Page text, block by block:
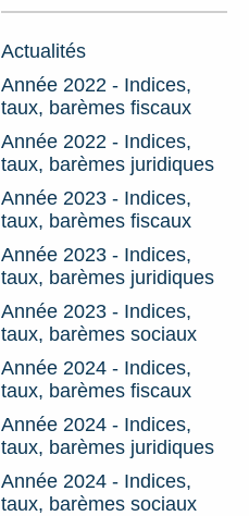
Actualités
Année 2022 - Indices,
taux, barèmes fiscaux
Année 2022 - Indices,
taux, barèmes juridiques
Année 2023 - Indices,
taux, barèmes fiscaux
Année 2023 - Indices,
taux, barèmes juridiques
Année 2023 - Indices,
taux, barèmes sociaux
Année 2024 - Indices,
taux, barèmes fiscaux
Année 2024 - Indices,
taux, barèmes juridiques
Année 2024 - Indices,
taux, barèmes sociaux